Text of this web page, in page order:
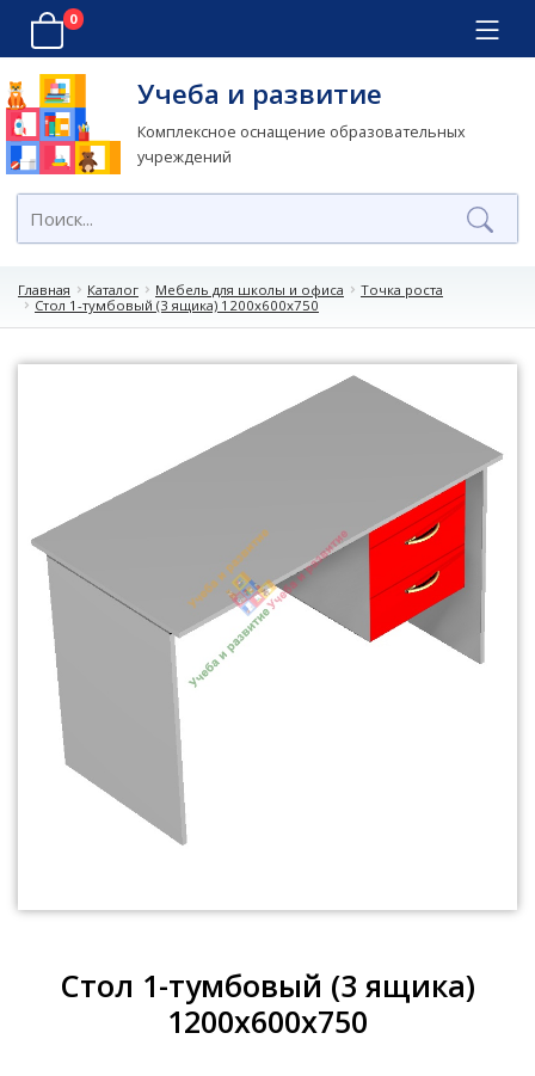
0
Учеба и развитие
Комплексное оснащение образовательных
учреждений
Главная Каталог Мебель для школы и офиса
Точка роста
Стол 1-тумбовый (3 ящика) 1200х600х750
Стол 1-тумбовый (3 ящика)
1200х600х750